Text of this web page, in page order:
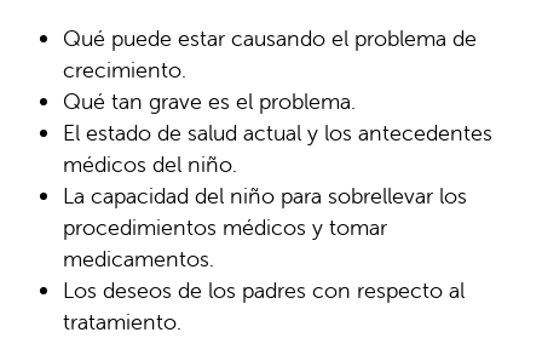
Qué puede estar causando el problema de
crecimiento.
Qué tan grave es el problema.
El estado de salud actual y los antecedentes
médicos del niño.
La capacidad del niño para sobrellevar los
procedimientos médicos y tomar
medicamentos.
Los deseos de los padres con respecto al
tratamiento.